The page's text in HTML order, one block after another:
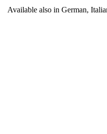
Available also in German,